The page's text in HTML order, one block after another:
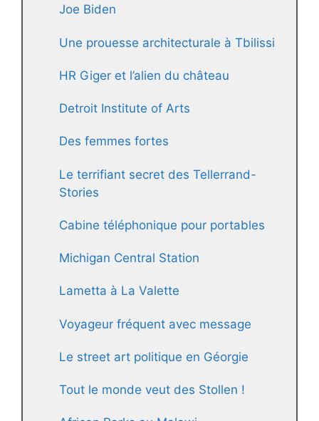
Joe Biden
Une prouesse architecturale à Tbilissi
HR Giger et l’alien du château
Detroit Institute of Arts
Des femmes fortes
Le terrifiant secret des Tellerrand-
Stories
Cabine téléphonique pour portables
Michigan Central Station
Lametta à La Valette
Voyageur fréquent avec message
Le street art politique en Géorgie
Tout le monde veut des Stollen !